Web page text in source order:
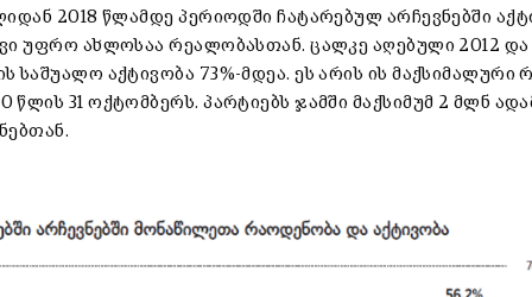
2018 წლამდე პერიოდში ჩატარებულ არჩევნებში
უფრო ახლოსაა რეალობასთან. ცალკე აღებული 2012 და
საშუალო აქტივობა 73%-მდეა. ეს არის ის მაქსიმალური
31 ოქტომბერს. პარტიებს ჯამში მაქსიმუმ 2 მლნ